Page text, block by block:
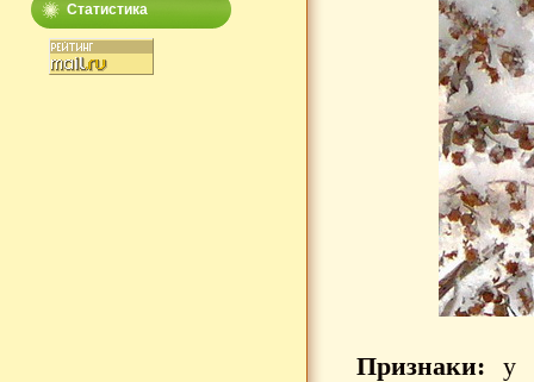
Признаки: у
Статистика